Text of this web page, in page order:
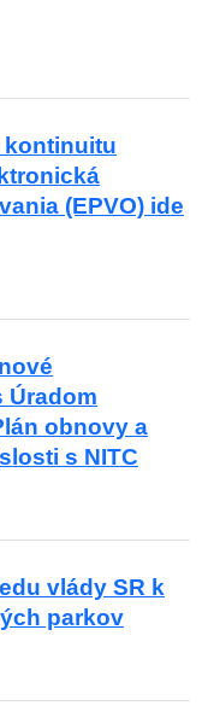
kontinuitu
(EPVO) ide
Úradom
obnovy a
s NITC
vlády SR k
parkov